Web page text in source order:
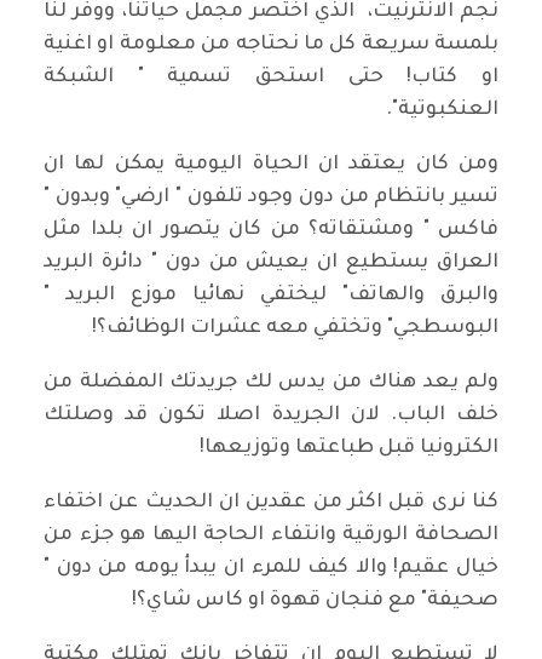
نجم الانترنيت، الذي اختصر مجمل حياتنا، ووفر لنا
بلمسة سريعة كل ما نحتاجه من معلومة او اغنية
او كتاب! حتى استحق تسمية " الشبكة
العنكبوتية".
ومن كان يعتقد ان الحياة اليومية يمكن لها ان
تسير بانتظام من دون وجود تلفون " ارضي" وبدون "
فاكس " ومشتقاته؟ من كان يتصور ان بلدا مثل
العراق يستطيع ان يعيش من دون " دائرة البريد
والبرق والهاتف" ليختفي نهائيا موزع البريد "
البوسطجي" وتختفي معه عشرات الوظائف؟!
ولم يعد هناك من يدس لك جريدتك المفضلة من
خلف الباب. لان الجريدة اصلا تكون قد وصلتك
الكترونيا قبل طباعتها وتوزيعها!
كنا نرى قبل اكثر من عقدين ان الحديث عن اختفاء
الصحافة الورقية وانتفاء الحاجة اليها هو جزء من
خيال عقيم! والا كيف للمرء ان يبدأ يومه من دون "
صحيفة" مع فنجان قهوة او كاس شاي؟!